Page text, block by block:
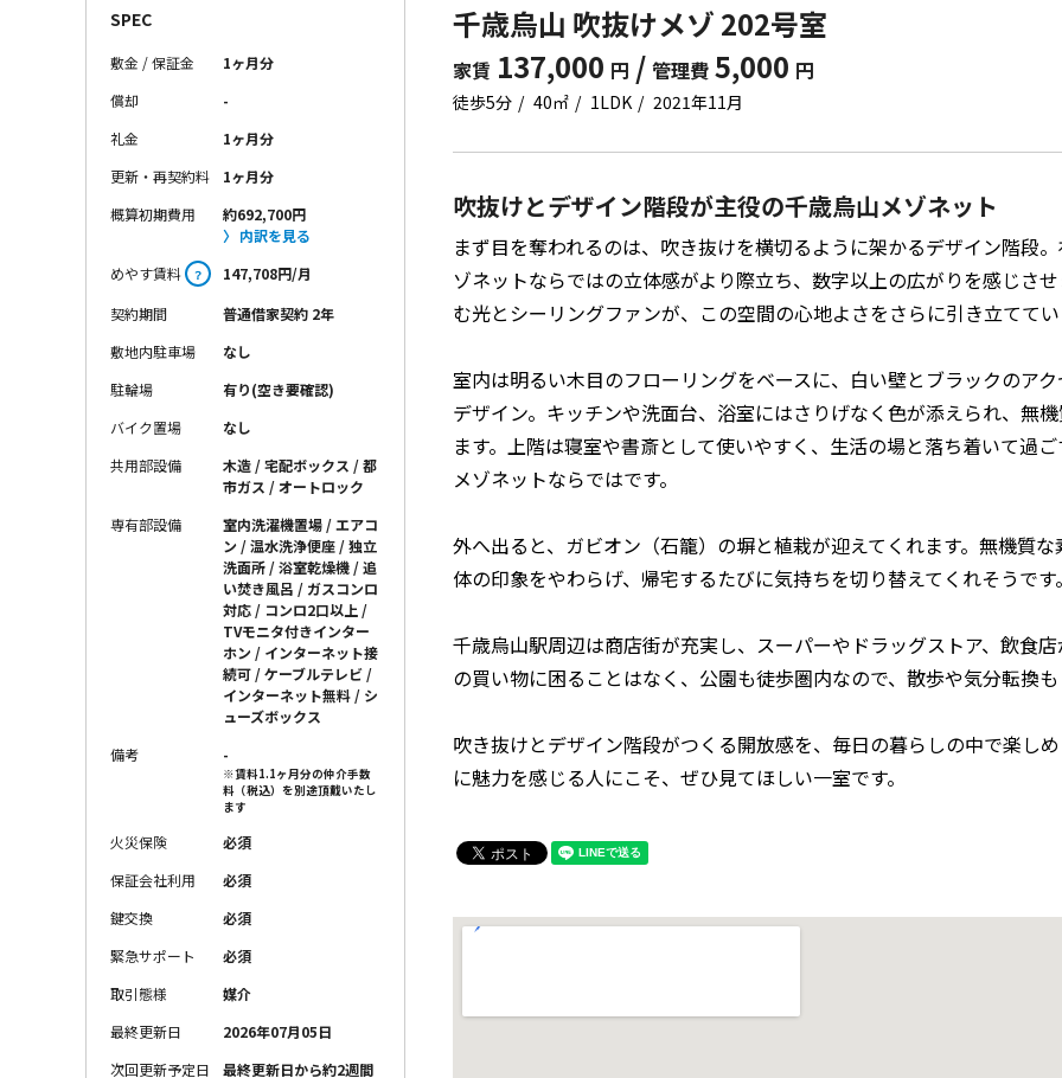
千歳烏山 吹抜けメゾ 202号室
家賃 137,000 円 / 管理費 5,000 円
徒歩5分 40㎡ 1LDK 2021年11月
吹抜けとデザイン階段が主役の千歳烏山メゾネット
まず目を奪われるのは、吹き抜けを横切るように架かるデザイン階段
ゾネットならではの立体感がより際立ち、数字以上の広がりを感じさ
む光とシーリングファンが、この空間の心地よさをさらに引き立てて
室内は明るい木目のフローリングをベースに、白い壁とブラックのア
デザイン。キッチンや洗面台、浴室にはさりげなく色が添えられ、無
ます。上階は寝室や書斎として使いやすく、生活の場と落ち着いて過
メゾネットならではです。
外へ出ると、ガビオン（石籠）の塀と植栽が迎えてくれます。無機質
体の印象をやわらげ、帰宅するたびに気持ちを切り替えてくれそうです
千歳烏山駅周辺は商店街が充実し、スーパーやドラッグストア、飲食
の買い物に困ることはなく、公園も徒歩圏内なので、散歩や気分転換
吹き抜けとデザイン階段がつくる開放感を、毎日の暮らしの中で楽し
に魅力を感じる人にこそ、ぜひ見てほしい一室です。
SPEC
敷金 / 保証金
1ヶ月分
償却
-
礼金
1ヶ月分
更新・再契約料
1ヶ月分
概算初期費用
約692,700円
内訳を見る
めやす賃料
？ 147,708円/月
契約期間
普通借家契約 2年
敷地内駐車場
なし
駐輪場
有り(空き要確認)
バイク置場
なし
共用部設備
木造 / 宅配ボックス / 都
市ガス / オートロック
専有部設備
室内洗濯機置場 / エアコ
ン / 温水洗浄便座 / 独立
洗面所 / 浴室乾燥機 / 追
い焚き風呂 / ガスコンロ
対応 / コンロ2口以上 /
TVモニタ付きインター
ホン / インターネット接
続可 / ケーブルテレビ /
インターネット無料 / シ
ューズボックス
備考
-
※賃料1.1ヶ月分の仲介手数
料（税込）を別途頂戴いたし
ます
火災保険
必須
保証会社利用
必須
鍵交換
必須
緊急サポート
必須
取引態様
媒介
最終更新日
2026年07月05日
次回更新予定日
最終更新日から約2週間